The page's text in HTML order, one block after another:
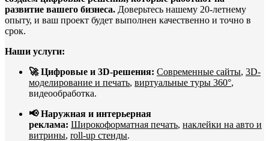
развитие вашего бизнеса. Доверьтесь нашему 20-летнему
опыту, и ваш проект будет выполнен качественно и точно в
срок.
Наши услуги:
🚀 Цифровые и 3D-решения: Современные сайты, 3D-
моделирование и печать, виртуальные туры 360°,
видеообработка.
📢 Наружная и интерьерная
реклама: Широкоформатная печать, наклейки на авто и
витрины, roll-up стенды.